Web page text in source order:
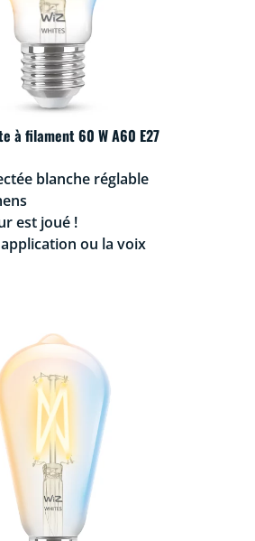
à filament 60 W A60 E27
blanche réglable
est joué !
ou la voix